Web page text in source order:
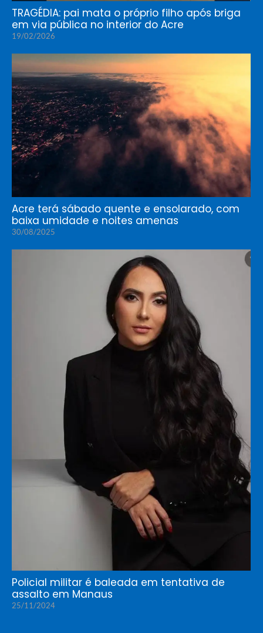
TRAGÉDIA: pai mata o próprio filho após briga
em via pública no interior do Acre
19/02/2026
Acre terá sábado quente e ensolarado, com
baixa umidade e noites amenas
30/08/2025
Policial militar é baleada em tentativa de
assalto em Manaus
25/11/2024